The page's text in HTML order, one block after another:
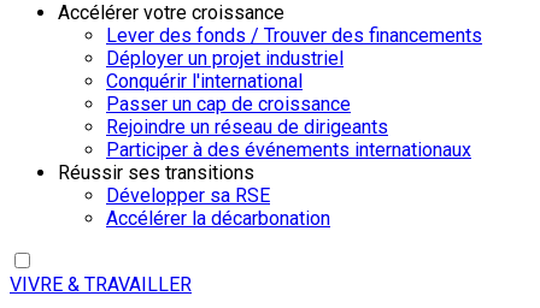
Accélérer votre croissance
Lever des fonds / Trouver des financements
Déployer un projet industriel
Conquérir l'international
Passer un cap de croissance
Rejoindre un réseau de dirigeants
Participer à des événements internationaux
Réussir ses transitions
Développer sa RSE
Accélérer la décarbonation
VIVRE & TRAVAILLER